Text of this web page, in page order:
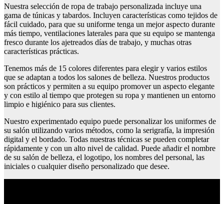
Nuestra selección de ropa de trabajo personalizada incluye una
gama de túnicas y tabardos. Incluyen características como tejidos de
fácil cuidado, para que su uniforme tenga un mejor aspecto durante
más tiempo, ventilaciones laterales para que su equipo se mantenga
fresco durante los ajetreados días de trabajo, y muchas otras
características prácticas.
Tenemos más de 15 colores diferentes para elegir y varios estilos
que se adaptan a todos los salones de belleza. Nuestros productos
son prácticos y permiten a su equipo promover un aspecto elegante
y con estilo al tiempo que protegen su ropa y mantienen un entorno
limpio e higiénico para sus clientes.
Nuestro experimentado equipo puede personalizar los uniformes de
su salón utilizando varios métodos, como la serigrafía, la impresión
digital y el bordado. Todas nuestras técnicas se pueden completar
rápidamente y con un alto nivel de calidad. Puede añadir el nombre
de su salón de belleza, el logotipo, los nombres del personal, las
iniciales o cualquier diseño personalizado que desee.